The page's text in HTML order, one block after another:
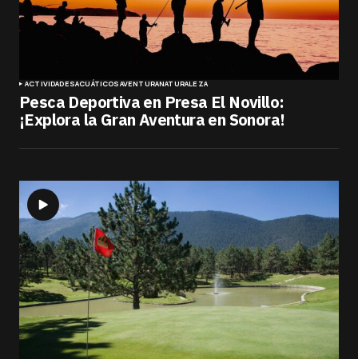
ACTIVIDADESACUÁTICOSAVENTURANATURALEZA
Pesca Deportiva en Presa El Novillo:
¡Explora la Gran Aventura en Sonora!